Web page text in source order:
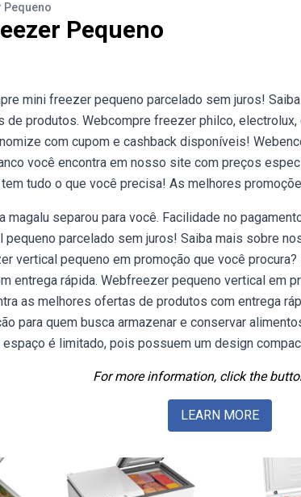
Pequeno
Pequeno
mini freezer pequeno parcelado sem juros!
de produtos. Webcompre freezer philco,
com cupom e cashback disponíveis!
você encontra em nosso site com preços
tem tudo o que você precisa! As melhores
magalu separou para você. Facilidade no
parcelado sem juros! Saiba mais sobre
vertical pequeno em promoção que você
entrega rápida. Webfreezer pequeno vertical em
as melhores ofertas de produtos com entrega
para quem busca armazenar e conservar
é limitado, pois possuem um design
For more information, click the
LEARN MORE